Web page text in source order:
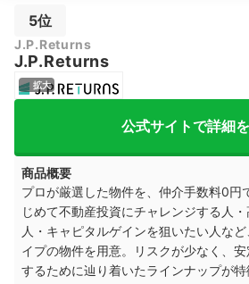
5位
J.P.Returns
J.P.Returns
拡大
公式サイトで詳細
商品概要
プロが厳選した物件を、仲介手数料0円
じめて不動産投資にチャレンジする人
人・キャピタルゲインを狙いたい人など
イプの物件を用意。リスクが少なく、
するために辿り着いたラインナップが特